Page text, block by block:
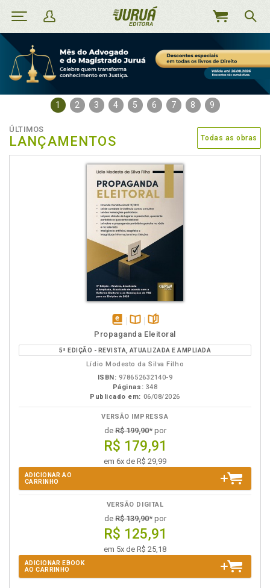
MEU
1 2 3 4 5 6 7 8 9
ÚLTIMOS
LANÇAMENTOS Todas as obras
disponível
em
eBook
Disponível
na
B.V.
páginas
Propaganda Eleitoral
5ª EDIÇÃO - REVISTA, ATUALIZADA E AMPLIADA
Lídio Modesto da Silva Filho
ISBN: 978652632140-9
Páginas: 348
Publicado em: 06/08/2026
VERSÃO IMPRESSA
deR$ 199,90* por
R$ 179,91
em 6x de R$ 29,99
ADICIONAR AO
CARRINHO
VERSÃO DIGITAL
deR$ 139,90* por
R$ 125,91
em 5x de R$ 25,18
ADICIONAR EBOOK
AO CARRINHO